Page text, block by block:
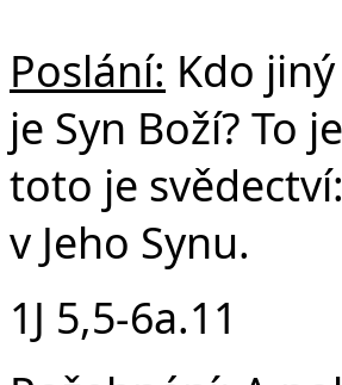
Poslání: Kdo
je Syn Boží? To
toto je
v Jeho Synu.
1J 5,5-6a.11